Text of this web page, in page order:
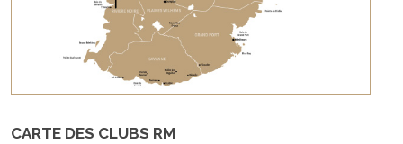
CARTE DES CLUBS RM